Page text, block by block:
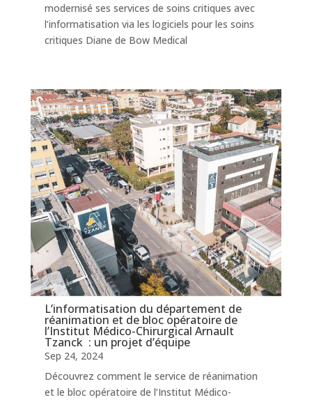
modernisé ses services de soins critiques avec
l’informatisation via les logiciels pour les soins
critiques Diane de Bow Medical
L’informatisation du département de
réanimation et de bloc opératoire de
l’Institut Médico-Chirurgical Arnault
Tzanck : un projet d’équipe
Sep 24, 2024
Découvrez comment le service de réanimation
et le bloc opératoire de l’Institut Médico-